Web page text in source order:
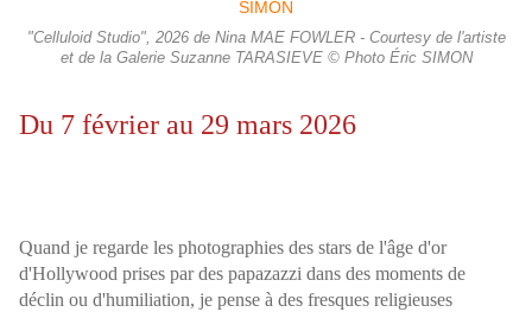
"Celluloid Studio", 2026 de Nina MAE FOWLER - Courtesy de l'artiste
et de la Galerie Suzanne TARASIEVE © Photo Éric SIMON
Du 7 février au 29 mars 2026
Quand je regarde les photographies des stars de l'âge d'or
d'Hollywood prises par des papazazzi dans des moments de
déclin ou d'humiliation, je pense à des fresques religieuses